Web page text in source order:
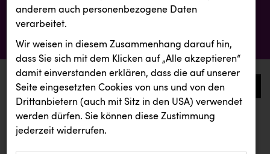
0
aktuelle aussendungen
aktuelle aussendungen
anderem auch personenbezogene Daten
verarbeitet.
Wir weisen in diesem Zusammenhang darauf hin,
dass Sie sich mit dem Klicken auf „Alle akzeptieren“
damit ein­ver­standen erklären, dass die auf unserer
Seite eingesetzten Cookies von uns und von den
Drittanbietern (auch mit Sitz in den USA) verwendet
werden dürfen. Sie können diese Zustimmung
jederzeit widerrufen.